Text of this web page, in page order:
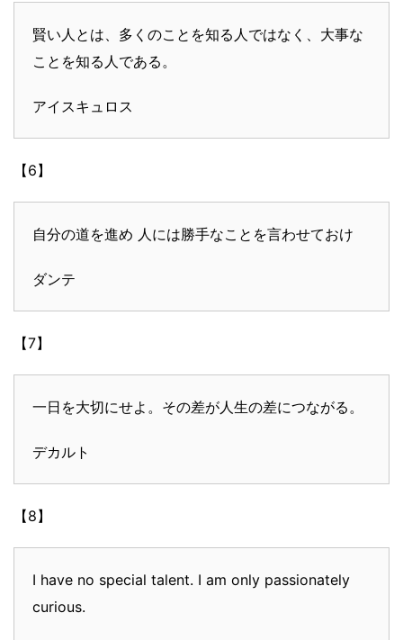
賢い人とは、多くのことを知る人ではなく、大事な
ことを知る人である。
アイスキュロス
【6】
自分の道を進め 人には勝手なことを言わせておけ
ダンテ
【7】
一日を大切にせよ。その差が人生の差につながる。
デカルト
【8】
I have no special talent. I am only passionately
curious.